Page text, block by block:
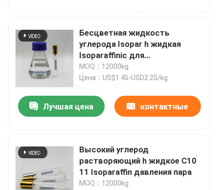
Бесцветная жидкость
углерода Isopar h жидкая
Isoparaffinic для
промышленной чистки
MOQ：12000kg
Цена：US$1.45-USD2.25/kg
Лучшая цена контактные
Высокий углерод
растворяющий h жидкое C10
11 Isoparaffin давления пара
MOQ：12000kg